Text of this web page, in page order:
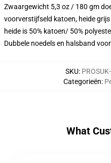
Zwaargewicht 5,3 oz / 180 gm
voorverstijfseld katoen, heide
heide is 50% katoen/ 50%
Dubbele noedels en halsband
SKU:
Categorieën:
What